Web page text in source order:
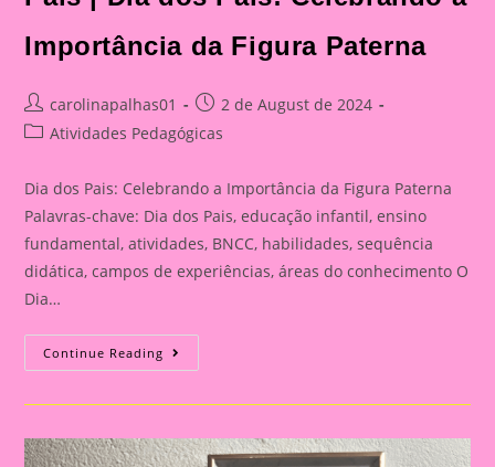
Importância da Figura Paterna
Post
author:
carolinapalhas01
Post
published:
2 de August de 2024
PostAtividades Pedagógicas
Dia dos Pais: Celebrando a Importância da Figura Paterna
Palavras-chave: Dia dos Pais, educação infantil, ensino
fundamental, atividades, BNCC, habilidades, sequência
didática, campos de experiências, áreas do conhecimento O
Dia…
Continue Reading Cartão
Lembrança
Pais
|